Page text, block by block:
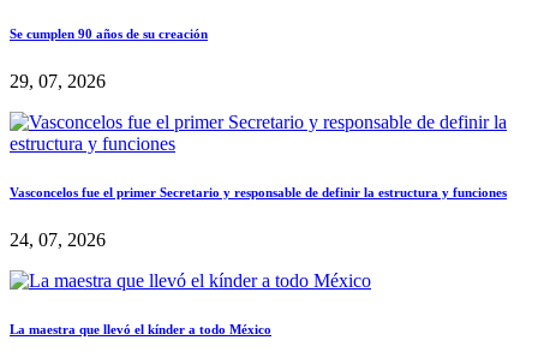
Se cumplen 90 años de su creación
29, 07, 2026
Vasconcelos fue el primer Secretario y responsable de definir la estructura y funciones
24, 07, 2026
La maestra que llevó el kínder a todo México